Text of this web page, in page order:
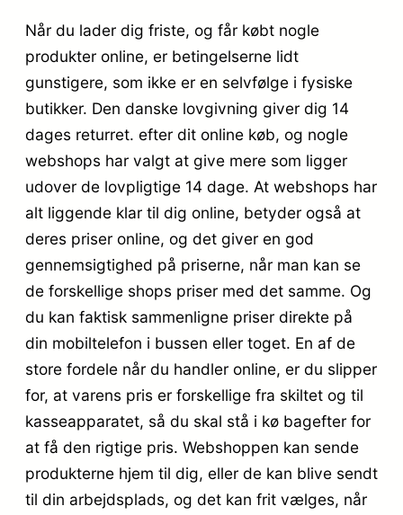
Når du lader dig friste, og får købt nogle
produkter online, er betingelserne lidt
gunstigere, som ikke er en selvfølge i fysiske
butikker. Den danske lovgivning giver dig 14
dages returret. efter dit online køb, og nogle
webshops har valgt at give mere som ligger
udover de lovpligtige 14 dage. At webshops har
alt liggende klar til dig online, betyder også at
deres priser online, og det giver en god
gennemsigtighed på priserne, når man kan se
de forskellige shops priser med det samme. Og
du kan faktisk sammenligne priser direkte på
din mobiltelefon i bussen eller toget. En af de
store fordele når du handler online, er du slipper
for, at varens pris er forskellige fra skiltet og til
kasseapparatet, så du skal stå i kø bagefter for
at få den rigtige pris. Webshoppen kan sende
produkterne hjem til dig, eller de kan blive sendt
til din arbejdsplads, og det kan frit vælges, når